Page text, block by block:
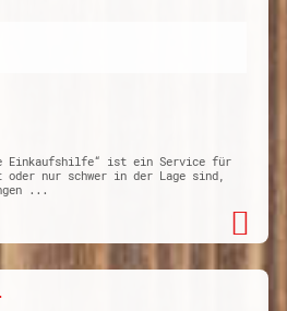
Einkaufshilfe“ ist ein Service für
oder nur schwer in der Lage sind,
...